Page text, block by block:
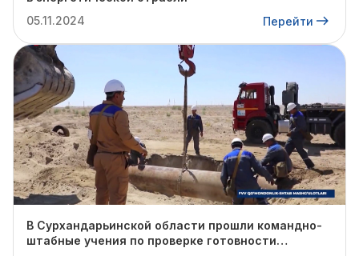
05.11.2024
Перейти
В Сурхандарьинской области прошли командно-
штабные учения по проверке готовности